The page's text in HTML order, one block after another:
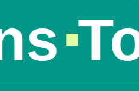
Top-